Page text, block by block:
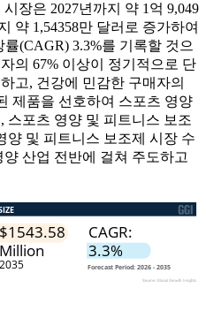
장은 2027년까지 약 1억 9,049
약 1,54358만 달러로 증가하여
(CAGR) 3.3%를 기록할 것으
의 67% 이상이 정기적으로 단
고, 건강에 민감한 구매자의
제품을 선호하여 스포츠 영양
스포츠 영양 및 피트니스 보조
양 및 피트니스 보조제 시장 수
산업 전반에 걸쳐 주도하고